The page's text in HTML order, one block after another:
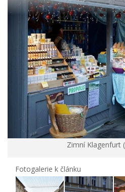
Zimní Klagenfurt
Fotogalerie k článku